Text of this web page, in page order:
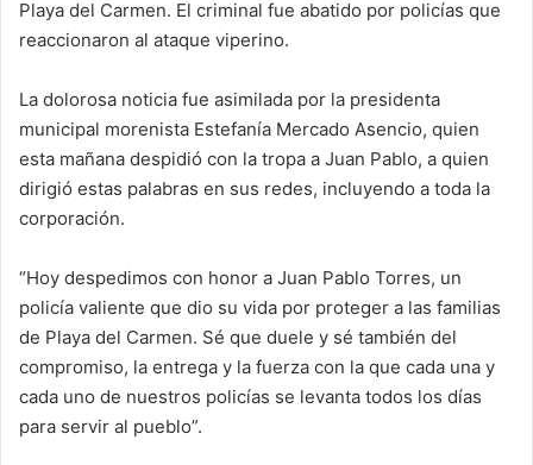
Playa del Carmen. El criminal fue abatido por policías que
reaccionaron al ataque viperino.
La dolorosa noticia fue asimilada por la presidenta
municipal morenista Estefanía Mercado Asencio, quien
esta mañana despidió con la tropa a Juan Pablo, a quien
dirigió estas palabras en sus redes, incluyendo a toda la
corporación.
“Hoy despedimos con honor a Juan Pablo Torres, un
policía valiente que dio su vida por proteger a las familias
de Playa del Carmen. Sé que duele y sé también del
compromiso, la entrega y la fuerza con la que cada una y
cada uno de nuestros policías se levanta todos los días
para servir al pueblo”.